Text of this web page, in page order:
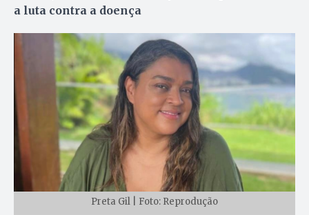
a luta contra a doença
Preta Gil | Foto: Reprodução